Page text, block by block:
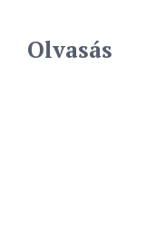
Olvasás